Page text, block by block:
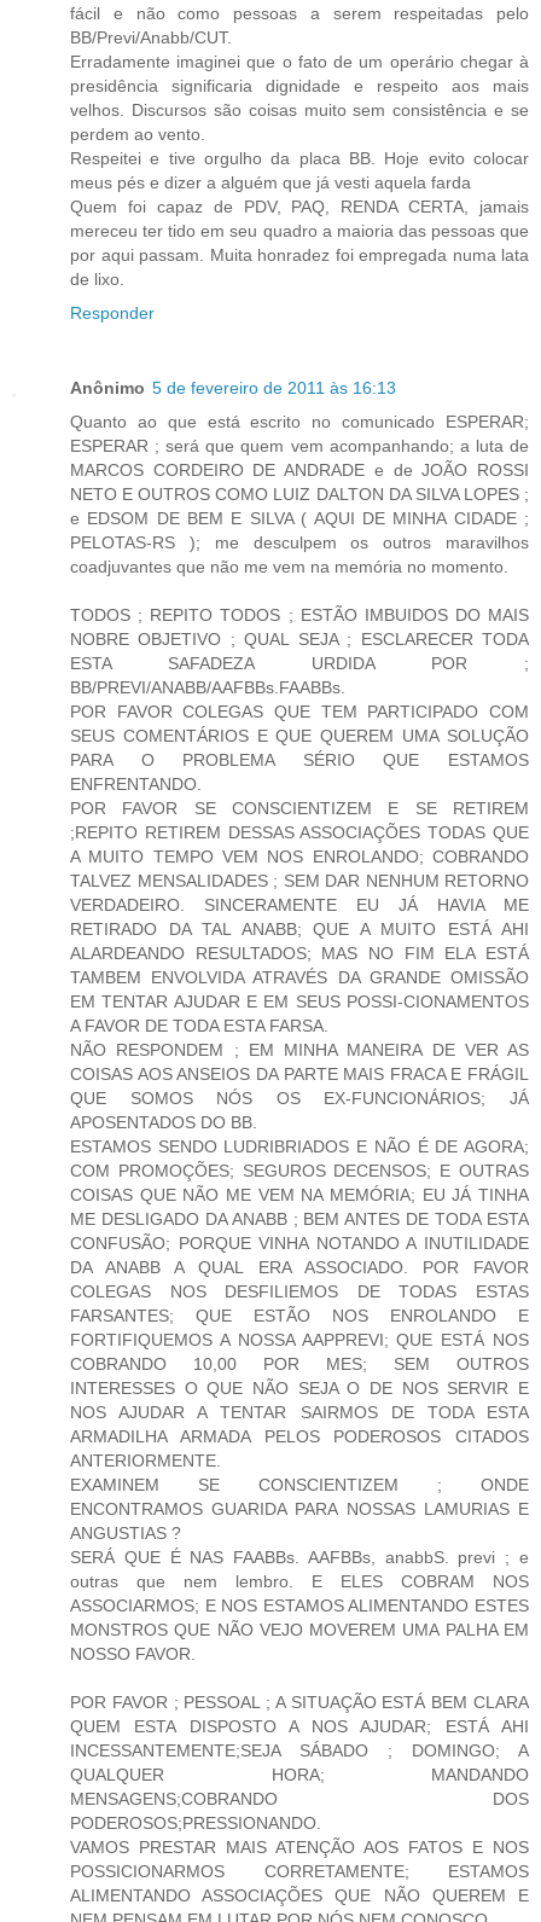
fácil e não como pessoas a serem respeitadas pelo
BB/Previ/Anabb/CUT.
Erradamente imaginei que o fato de um operário chegar à
presidência significaria dignidade e respeito aos mais
velhos. Discursos são coisas muito sem consistência e se
perdem ao vento.
Respeitei e tive orgulho da placa BB. Hoje evito colocar
meus pés e dizer a alguém que já vesti aquela farda
Quem foi capaz de PDV, PAQ, RENDA CERTA, jamais
mereceu ter tido em seu quadro a maioria das pessoas que
por aqui passam. Muita honradez foi empregada numa lata
de lixo.
Responder
Anônimo 5 de fevereiro de 2011 às 16:13
Quanto ao que está escrito no comunicado ESPERAR;
ESPERAR ; será que quem vem acompanhando; a luta de
MARCOS CORDEIRO DE ANDRADE e de JOÃO ROSSI
NETO E OUTROS COMO LUIZ DALTON DA SILVA LOPES ;
e EDSOM DE BEM E SILVA ( AQUI DE MINHA CIDADE ;
PELOTAS-RS ); me desculpem os outros maravilhos
coadjuvantes que não me vem na memória no momento.
TODOS ; REPITO TODOS ; ESTÃO IMBUIDOS DO MAIS
NOBRE OBJETIVO ; QUAL SEJA ; ESCLARECER TODA
ESTA SAFADEZA URDIDA POR ;
BB/PREVI/ANABB/AAFBBs.FAABBs.
POR FAVOR COLEGAS QUE TEM PARTICIPADO COM
SEUS COMENTÁRIOS E QUE QUEREM UMA SOLUÇÃO
PARA O PROBLEMA SÉRIO QUE ESTAMOS
ENFRENTANDO.
POR FAVOR SE CONSCIENTIZEM E SE RETIREM
;REPITO RETIREM DESSAS ASSOCIAÇÕES TODAS QUE
A MUITO TEMPO VEM NOS ENROLANDO; COBRANDO
TALVEZ MENSALIDADES ; SEM DAR NENHUM RETORNO
VERDADEIRO. SINCERAMENTE EU JÁ HAVIA ME
RETIRADO DA TAL ANABB; QUE A MUITO ESTÁ AHI
ALARDEANDO RESULTADOS; MAS NO FIM ELA ESTÁ
TAMBEM ENVOLVIDA ATRAVÉS DA GRANDE OMISSÃO
EM TENTAR AJUDAR E EM SEUS POSSI-CIONAMENTOS
A FAVOR DE TODA ESTA FARSA.
NÃO RESPONDEM ; EM MINHA MANEIRA DE VER AS
COISAS AOS ANSEIOS DA PARTE MAIS FRACA E FRÁGIL
QUE SOMOS NÓS OS EX-FUNCIONÁRIOS; JÁ
APOSENTADOS DO BB.
ESTAMOS SENDO LUDRIBRIADOS E NÃO É DE AGORA;
COM PROMOÇÕES; SEGUROS DECENSOS; E OUTRAS
COISAS QUE NÃO ME VEM NA MEMÓRIA; EU JÁ TINHA
ME DESLIGADO DA ANABB ; BEM ANTES DE TODA ESTA
CONFUSÃO; PORQUE VINHA NOTANDO A INUTILIDADE
DA ANABB A QUAL ERA ASSOCIADO. POR FAVOR
COLEGAS NOS DESFILIEMOS DE TODAS ESTAS
FARSANTES; QUE ESTÃO NOS ENROLANDO E
FORTIFIQUEMOS A NOSSA AAPPREVI; QUE ESTÁ NOS
COBRANDO 10,00 POR MES; SEM OUTROS
INTERESSES O QUE NÃO SEJA O DE NOS SERVIR E
NOS AJUDAR A TENTAR SAIRMOS DE TODA ESTA
ARMADILHA ARMADA PELOS PODEROSOS CITADOS
ANTERIORMENTE.
EXAMINEM SE CONSCIENTIZEM ; ONDE
ENCONTRAMOS GUARIDA PARA NOSSAS LAMURIAS E
ANGUSTIAS ?
SERÁ QUE É NAS FAABBs. AAFBBs, anabbS. previ ; e
outras que nem lembro. E ELES COBRAM NOS
ASSOCIARMOS; E NOS ESTAMOS ALIMENTANDO ESTES
MONSTROS QUE NÃO VEJO MOVEREM UMA PALHA EM
NOSSO FAVOR.
POR FAVOR ; PESSOAL ; A SITUAÇÃO ESTÁ BEM CLARA
QUEM ESTA DISPOSTO A NOS AJUDAR; ESTÁ AHI
INCESSANTEMENTE;SEJA SÁBADO ; DOMINGO; A
QUALQUER HORA; MANDANDO
MENSAGENS;COBRANDO DOS
PODEROSOS;PRESSIONANDO.
VAMOS PRESTAR MAIS ATENÇÃO AOS FATOS E NOS
POSSICIONARMOS CORRETAMENTE; ESTAMOS
ALIMENTANDO ASSOCIAÇÕES QUE NÃO QUEREM E